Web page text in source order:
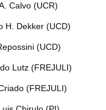
Calvo (UCR)
H. Dekker (UCD)
(UCD)
Lutz (FREJULI)
(FREJULI)